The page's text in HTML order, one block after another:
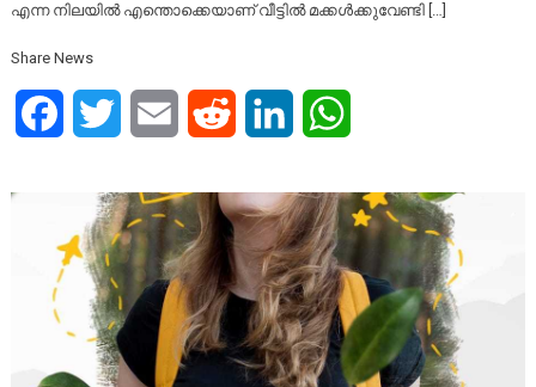
എന്ന നിലയിൽ എന്തൊക്കെയാണ് വീട്ടിൽ മക്കൾക്കുവേണ്ടി […]
Share News
FacebookTwitter Email Reddit LinkedIn